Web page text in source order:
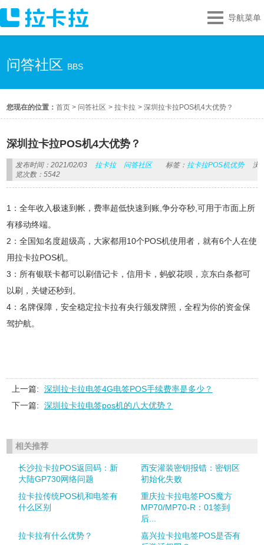
导航菜单
问答社区 BBS
您现在的位置：首页 > 问答社区 >拉卡拉 >深圳拉卡拉POS机4大优势？
深圳拉卡拉POS机4大优势？
发布时间：2021/02/03 拉卡拉 问答社区 标签： 拉卡拉POS机优势
浏
览次数：5542
1：全年收入极速到帐，费率超低快速到账,争分夺秒,可用于市面上所
有移动终端。
2：全国知名度超级高，大家都用10个POS机使用者，就有6个人在使
用拉卡拉POS机。
3：所有银联卡都可以刷借记卡，信用卡，蚂蚁花呗，京东白条都可
以刷，关键还秒到。
4：名牌保障，安全稳定拉卡拉有央行颁发牌照，全程为你的资金保
驾护航。
上一篇:
深圳拉卡拉电签4G电签POS手续费率是多少？
下一篇:
深圳拉卡拉电签pos机的八大优势？
相关推荐
长沙拉卡拉POS返回码：新
大陆GP730网络问题
西安灌装密钥报错：密钥区
初始化失败
拉卡拉传统POS机和电签有
什么区别
重庆拉卡拉电签POS魔方
MP70/MP70-R：01签到
后...
拉卡拉有什么优势？
嘉兴拉卡拉电签POS是否有